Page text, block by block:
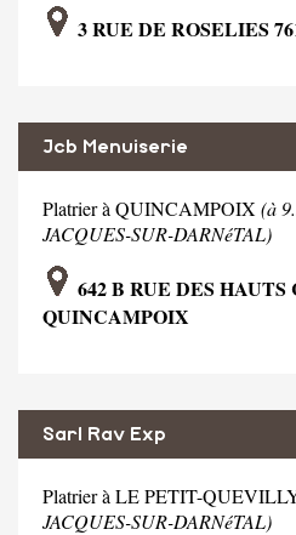
3 RUE DE ROSELIES
Jcb Menuiserie
Platrier à QUINCAMPOIX (à
JACQUES-SUR-DARNéTAL)
642 B RUE DES HAUTS
QUINCAMPOIX
Sarl Rav Exp
Platrier à LE PETIT-
JACQUES-SUR-DARNéTAL)